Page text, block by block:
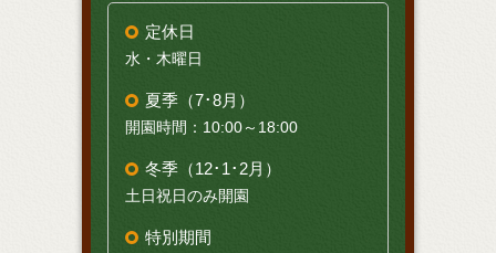
定休日
水・木曜日
夏季（7･8月）
開園時間：10:00～18:00
冬季（12･1･2月）
土日祝日のみ開園
特別期間